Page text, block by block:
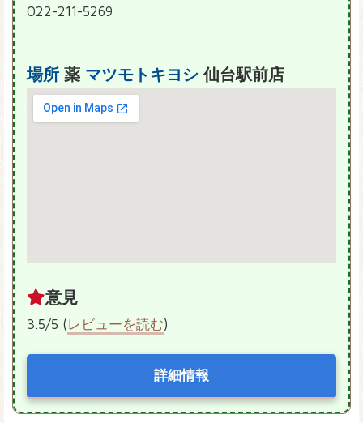
022-211-5269
場所 薬 マツモトキヨシ 仙台駅前店
意見
3.5/5 (レビューを読む)
詳細情報